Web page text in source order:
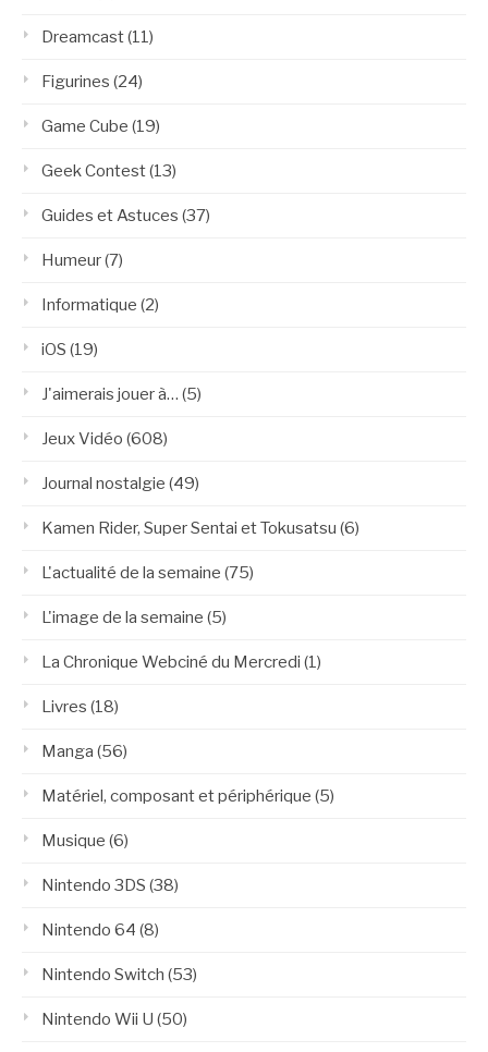
Dreamcast(11)
Figurines (24)
Game Cube (19)
Geek Contest(13)
Guides et Astuces (37)
Humeur(7)
Informatique (2)
iOS (19)
J'aimerais jouer à… (5)
Jeux Vidéo (608)
Journal nostalgie (49)
Kamen Rider, Super Sentai et Tokusatsu (6)
L'actualité de la semaine (75)
L'image de la semaine (5)
La Chronique Webciné du Mercredi (1)
Livres (18)
Manga (56)
Matériel, composant et périphérique (5)
Musique (6)
Nintendo 3DS (38)
Nintendo 64 (8)
Nintendo Switch (53)
Nintendo Wii U (50)